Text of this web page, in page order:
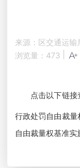
来源：区交通运输
浏览量： 473
点击以下链接
行政处罚自由裁
自由裁量权基准